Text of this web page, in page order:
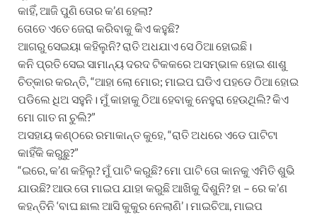
କାହିଁ, ଆଜି ପୁଣି ତୋର କ’ଣ ହେଲା?
ତୋତେ ଏତେ ଜେରା କରିବାକୁ କିଏ କହୁଛି?
ଆଗରୁ ସେଇୟା କହିଲୁନି? ରାତି ଅଧଯାଏ ସେ ଠିଆ ହୋଇଛି।
କନି ପ୍ରତି ସେଇ ସାମାନ୍ୟ ଦରଦ ଟିକକରେ ଅସମ୍ଭାଳ ହୋଇ ଶାଶୁ
ଚିତ୍କାର କରନ୍ତି, “ଆହା ଲୋ ମୋର; ମାଇପ ଘଡିଏ ପହଡେ ଠିଆ ହୋଇ
ପଡିଲେ ଧିଅ ସହୁନି। ମୁଁ କାହାକୁ ଠିଆ ହେବାକୁ ନେହୁରା ହେଉଥିଲି? କିଏ
ମୋ ଗାତ ନା ଚୁଲି?”
ଅସହାୟ କଣ୍ଠରେ ରମାକାନ୍ତ କୁହେ, “ରାତି ଅଧରେ ଏଡେ ପାଟିଟା
କାହିଁକି କରୁଛୁ?”
“ଇରେ, କ’ଣ କହିଲୁ? ମୁଁ ପାଟି କରୁଛି? ମୋ ପାଟି ତୋ କାନକୁ ଏମିତି ଶୁଭି
ଯାଉଛି? ଆଉ ତୋ ମାଇପ ଯାହା କରୁଛି ଆଖିକୁ ଦିଶୁନି? ହା – ରେ କ’ଣ
କହନ୍ତିନି ‘ବାଘ ଛାଲ ଆସି କୁକୁର ନେଲାଣି’। ମାଇଚିଆ, ମାଇପ